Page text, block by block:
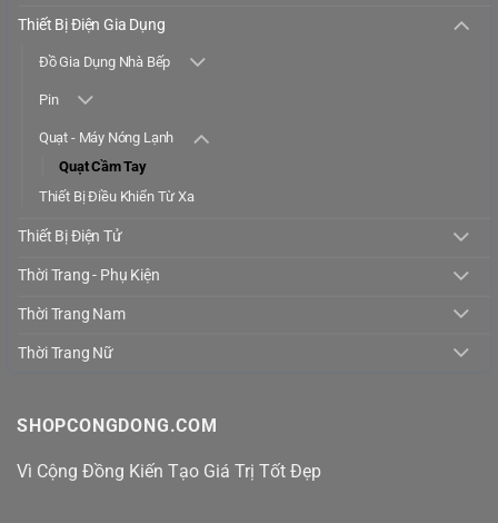
Thiết Bị Điện Gia Dụng
Đồ Gia Dụng Nhà Bếp
Pin
Quạt - Máy Nóng Lạnh
Quạt Cầm Tay
Thiết Bị Điều Khiển Từ Xa
Thiết Bị Điện Tử
Thời Trang - Phụ Kiện
Thời Trang Nam
Thời Trang Nữ
SHOPCONGDONG.COM
Vì Cộng Đồng Kiến Tạo Giá Trị Tốt Đẹp